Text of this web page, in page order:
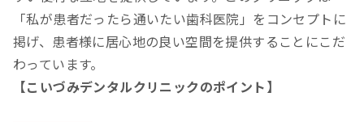
「私が患者だったら通いたい歯科医院」をコンセプトに
掲げ、患者様に居心地の良い空間を提供することにこだ
わっています。
【こいづみデンタルクリニックのポイント】